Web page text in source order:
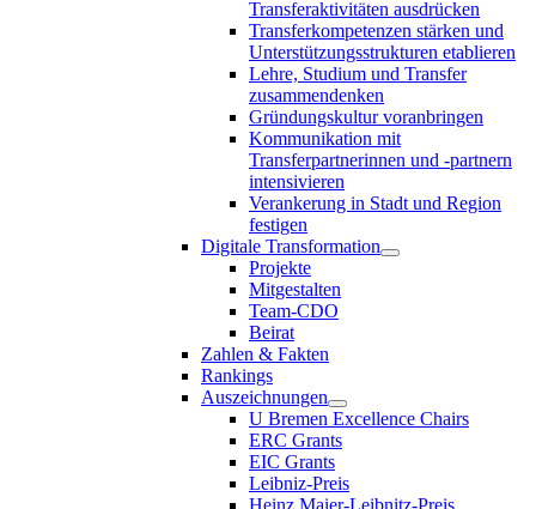
Transferaktivitäten ausdrücken
Transferkompetenzen stärken und
Unterstützungsstrukturen etablieren
Lehre, Studium und Transfer
zusammendenken
Gründungskultur voranbringen
Kommunikation mit
Transferpartnerinnen und -partnern
intensivieren
Verankerung in Stadt und Region
festigen
Digitale Transformation
Projekte
Mitgestalten
Team-CDO
Beirat
Zahlen & Fakten
Rankings
Auszeichnungen
U Bremen Excellence Chairs
ERC Grants
EIC Grants
Leibniz-Preis
Heinz Maier-Leibnitz-Preis